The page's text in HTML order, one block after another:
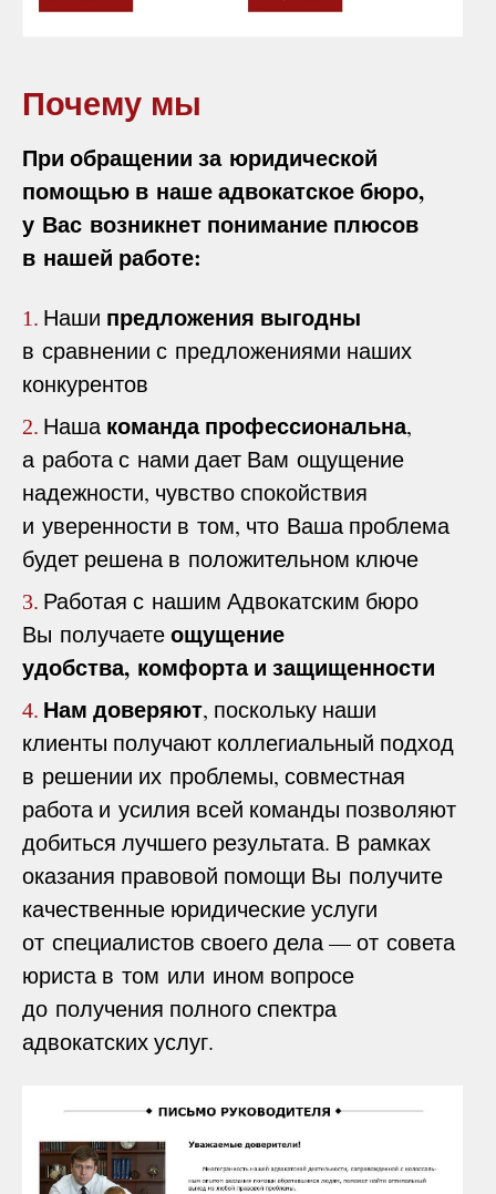
Почему мы
При обращении за юридической
помощью в наше адвокатское бюро,
у Вас возникнет понимание плюсов
в нашей работе:
1. Наши предложения выгодны
в сравнении с предложениями наших
конкурентов
2. Нашакоманда профессиональна,
а работа с нами дает Вам ощущение
надежности, чувство спокойствия
и уверенности в том, что Ваша проблема
будет решена в положительном ключе
3. Работая с нашим Адвокатским бюро
Вы получаетеощущение
удобства, комфорта и защищенности
4. Нам доверяют, поскольку наши
клиенты получают коллегиальный подход
в решении их проблемы, совместная
работа и усилия всей команды позволяют
добиться лучшего результата. В рамках
оказания правовой помощи Вы получите
качественные юридические услуги
от специалистов своего дела — от совета
юриста в том или ином вопросе
до получения полного спектра
адвокатских услуг.